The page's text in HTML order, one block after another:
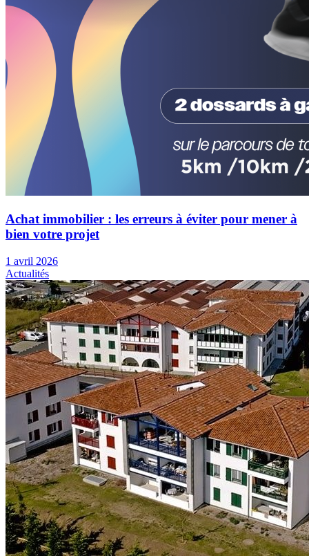
Achat immobilier : les erreurs à éviter pour mener à
bien votre projet
1 avril 2026
Actualités